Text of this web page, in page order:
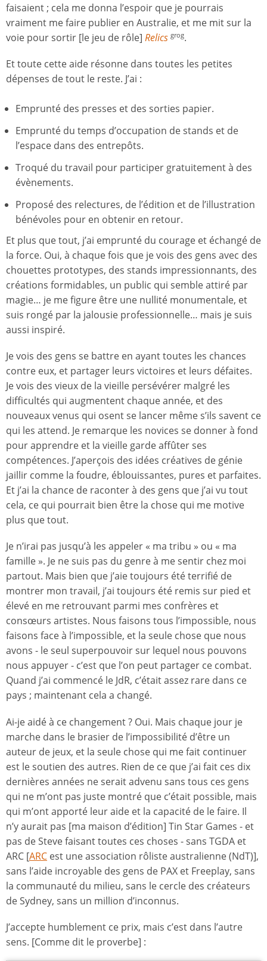
faisaient ; cela me donna l’espoir que je pourrais
vraiment me faire publier en Australie, et me mit sur la
voie pour sortir [le jeu de rôle] Relics grog.
Et toute cette aide résonne dans toutes les petites
dépenses de tout le reste. J’ai :
Emprunté des presses et des sorties papier.
Emprunté du temps d’occupation de stands et de
l’espace dans des entrepôts.
Troqué du travail pour participer gratuitement à des
évènements.
Proposé des relectures, de l’édition et de l’illustration
bénévoles pour en obtenir en retour.
Et plus que tout, j’ai emprunté du courage et échangé de
la force. Oui, à chaque fois que je vois des gens avec des
chouettes prototypes, des stands impressionnants, des
créations formidables, un public qui semble attiré par
magie… je me figure être une nullité monumentale, et
suis rongé par la jalousie professionnelle… mais je suis
aussi inspiré.
Je vois des gens se battre en ayant toutes les chances
contre eux, et partager leurs victoires et leurs défaites.
Je vois des vieux de la vieille persévérer malgré les
difficultés qui augmentent chaque année, et des
nouveaux venus qui osent se lancer même s’ils savent ce
qui les attend. Je remarque les novices se donner à fond
pour apprendre et la vieille garde affûter ses
compétences. J’aperçois des idées créatives de génie
jaillir comme la foudre, éblouissantes, pures et parfaites.
Et j’ai la chance de raconter à des gens que j’ai vu tout
cela, ce qui pourrait bien être la chose qui me motive
plus que tout.
Je n’irai pas jusqu’à les appeler « ma tribu » ou « ma
famille ». Je ne suis pas du genre à me sentir chez moi
partout. Mais bien que j’aie toujours été terrifié de
montrer mon travail, j’ai toujours été remis sur pied et
élevé en me retrouvant parmi mes confrères et
consœurs artistes. Nous faisons tous l’impossible, nous
faisons face à l’impossible, et la seule chose que nous
avons - le seul superpouvoir sur lequel nous pouvons
nous appuyer - c’est que l’on peut partager ce combat.
Quand j’ai commencé le JdR, c’était assez rare dans ce
pays ; maintenant cela a changé.
Ai-je aidé à ce changement ? Oui. Mais chaque jour je
marche dans le brasier de l’impossibilité d’être un
auteur de jeux, et la seule chose qui me fait continuer
est le soutien des autres. Rien de ce que j’ai fait ces dix
dernières années ne serait advenu sans tous ces gens
qui ne m’ont pas juste montré que c’était possible, mais
qui m’ont apporté leur aide et la capacité de le faire. Il
n’y aurait pas [ma maison d’édition] Tin Star Games - et
pas de Steve faisant toutes ces choses - sans TGDA et
ARC [ARC est une association rôliste australienne (NdT)],
sans l’aide incroyable des gens de PAX et Freeplay, sans
la communauté du milieu, sans le cercle des créateurs
de Sydney, sans un million d’inconnus.
J’accepte humblement ce prix, mais c’est dans l’autre
sens. [Comme dit le proverbe] :